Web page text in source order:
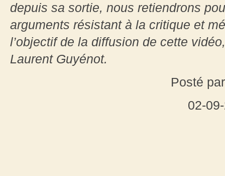
depuis sa sortie, nous retiendrons
arguments résistant à la critique et
l’objectif de la diffusion de cette
Laurent Guyénot.
Posté
02-